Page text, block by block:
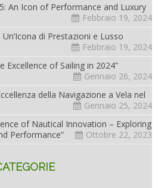
An Icon of Performance and Luxury
Febbraio 19, 2024
di Prestazioni e Lusso
Febbraio 19, 2024
Excellence of Sailing in 2024”
Gennaio 26, 2024
della Navigazione a Vela nel
Gennaio 25, 2024
of Nautical Innovation – Exploring
Performance”
Ottobre 22, 2023